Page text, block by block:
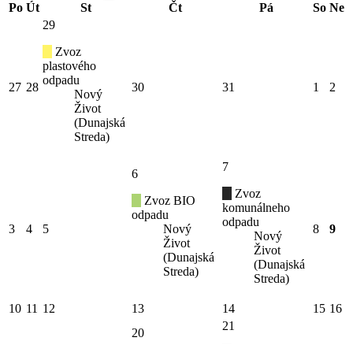
Po Út St Čt Pá So Ne
27 28
29
Zvoz
plastového
odpadu
Nový
Život
(Dunajská
Streda)
30 31 1 2
3 4 5
6
Zvoz BIO
odpadu
Nový
Život
(Dunajská
Streda)
7
Zvoz
komunálneho
odpadu
Nový
Život
(Dunajská
Streda)
8 9
10 11 12 13 14 15 16
20
21